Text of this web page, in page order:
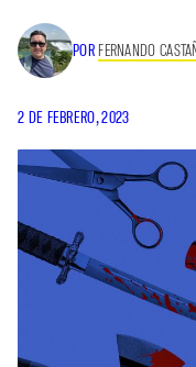
POR FERNANDO
2 DE FEBRERO, 2023